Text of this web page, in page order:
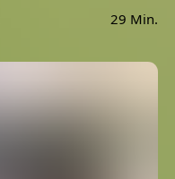
29 Min.